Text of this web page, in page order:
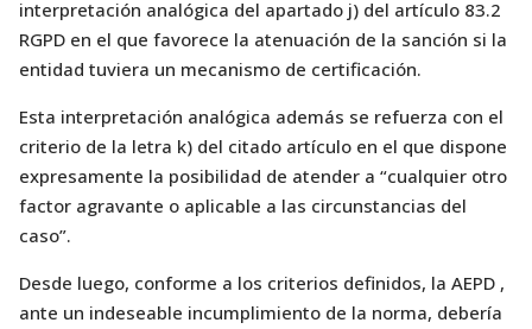
interpretación analógica del apartado j) del artículo 83.2
RGPD en el que favorece la atenuación de la sanción si la
entidad tuviera un mecanismo de certificación.
Esta interpretación analógica además se refuerza con el
criterio de la letra k) del citado artículo en el que dispone
expresamente la posibilidad de atender a “cualquier otro
factor agravante o aplicable a las circunstancias del
caso”.
Desde luego, conforme a los criterios definidos, la AEPD ,
ante un indeseable incumplimiento de la norma, debería